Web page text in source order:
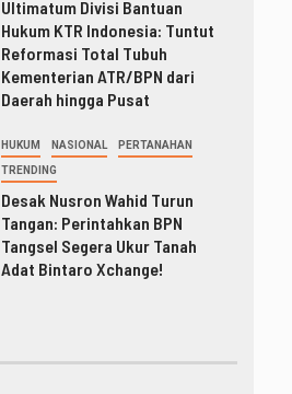
Ultimatum Divisi Bantuan
Hukum KTR Indonesia: Tuntut
Reformasi Total Tubuh
Kementerian ATR/BPN dari
Daerah hingga Pusat
HUKUM NASIONAL PERTANAHAN
TRENDING
Desak Nusron Wahid Turun
Tangan: Perintahkan BPN
Tangsel Segera Ukur Tanah
Adat Bintaro Xchange!